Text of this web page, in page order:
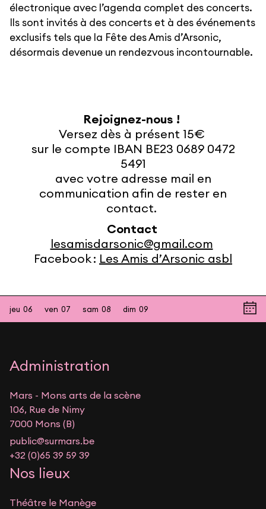
électronique avec l’agenda complet des concerts.
Ils sont invités à des concerts et à des événements
exclusifs tels que la Fête des Amis d’Arsonic,
désormais devenue un rendezvous incontournable.
Rejoignez-nous !
Versez dès à présent 15€
sur le compte IBAN BE23 0689 0472
5491
avec votre adresse mail en
communication afin de rester en
contact.
Contact
lesamisdarsonic@gmail.com
Facebook : Les Amis d’Arsonic asbl
jeu 06 ven 07 sam 08 dim 09
Administration
Mars - Mons arts de la scène
106, Rue de Nimy
7000 Mons (B)
public@surmars.be
+32 (0)65 39 59 39
Nos lieux
Théâtre le Manège